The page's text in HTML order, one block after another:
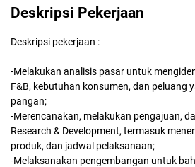
Deskripsi Pekerjaan
Deskripsi pekerjaan :
-Melakukan analisis pasar untuk
F&B, kebutuhan konsumen, dan peluang
pangan;
-Merencanakan, melakukan pengajuan,
Research & Development, termasuk
produk, dan jadwal pelaksanaan;
-Melaksanakan pengembangan untuk